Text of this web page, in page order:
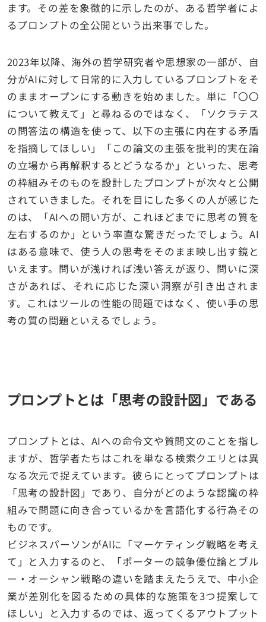
ます。その差を象徴的に示したのが、ある哲学者によ
るプロンプトの全公開という出来事でした。
2023年以降、海外の哲学研究者や思想家の一部が、自
分がAIに対して日常的に入力しているプロンプトをそ
のままオープンにする動きを始めました。単に「〇〇
について教えて」と尋ねるのではなく、「ソクラテス
の問答法の構造を使って、以下の主張に内在する矛盾
を指摘してほしい」「この論文の主張を批判的実在論
の立場から再解釈するとどうなるか」といった、思考
の枠組みそのものを設計したプロンプトが次々と公開
されていきました。それを目にした多くの人が感じた
のは、「AIへの問い方が、これほどまでに思考の質を
左右するのか」という率直な驚きだったでしょう。AI
はある意味で、使う人の思考をそのまま映し出す鏡と
いえます。問いが浅ければ浅い答えが返り、問いに深
さがあれば、それに応じた深い洞察が引き出されま
す。これはツールの性能の問題ではなく、使い手の思
考の質の問題といえるでしょう。
プロンプトとは「思考の設計図」である
プロンプトとは、AIへの命令文や質問文のことを指し
ますが、哲学者たちはこれを単なる検索クエリとは異
なる次元で捉えています。彼らにとってプロンプトは
「思考の設計図」であり、自分がどのような認識の枠
組みで問題に向き合っているかを言語化する行為その
ものです。
ビジネスパーソンがAIに「マーケティング戦略を考え
て」と入力するのと、「ポーターの競争優位論とブル
ー・オーシャン戦略の違いを踏まえたうえで、中小企
業が差別化を図るための具体的な施策を3つ提案して
ほしい」と入力するのでは、返ってくるアウトプット